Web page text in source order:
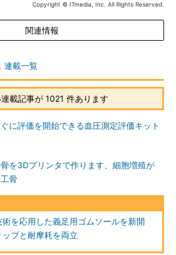
Copyright © ITmedia, Inc. All Rights Reserved.
関連情報
連載一覧
載記事が 1021 件あります
に評価を開始できる血圧測定評価キット
を3Dプリンタで作ります、細胞増殖が
骨
術を応用した義足用ゴムソールを新開
ップと耐摩耗を両立